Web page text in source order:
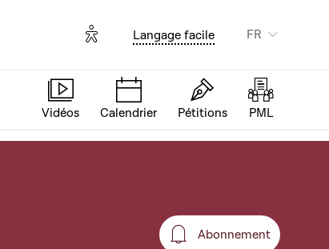
Options d'accessibilité
Langage facile FR
Vidéos Calendrier Pétitions PML
Abonnement
Abonnement